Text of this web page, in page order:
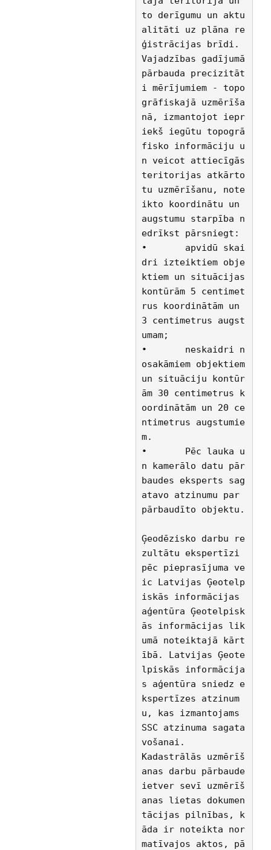
to derīgumu un aktu
alitāti uz plāna re
ģistrācijas brīdi.
Vajadzības gadījumā
pārbauda precizitāt
i mērījumiem - topo
grāfiskajā uzmērīša
nā, izmantojot iepr
iekš iegūtu topogrā
fisko informāciju u
n veicot attiecīgās
teritorijas atkārto
tu uzmērīšanu, note
ikto koordinātu un
augstumu starpība n
edrīkst pārsniegt:
•	apvidū skai
dri izteiktiem obje
ktiem un situācijas
kontūrām 5 centimet
rus koordinātām un
3 centimetrus augst
umam;
•	neskaidri n
osakāmiem objektiem
un situāciju kontūr
ām 30 centimetrus k
oordinātām un 20 ce
ntimetrus augstumie
m.
•	Pēc lauka u
n kamerālo datu pār
baudes eksperts sag
atavo atzinumu par
pārbaudīto objektu.
Ģeodēzisko darbu re
zultātu ekspertīzi
pēc pieprasījuma ve
ic Latvijas Ģeotelp
iskās informācijas
aģentūra Ģeotelpisk
ās informācijas lik
umā noteiktajā kārt
ībā. Latvijas Ģeote
lpiskās informācija
s aģentūra sniedz e
kspertīzes atzinum
u, kas izmantojams
SSC atzinuma sagata
vošanai.
Kadastrālās uzmērīš
anas darbu pārbaude
ietver sevī uzmērīš
anas lietas dokumen
tācijas pilnības, k
āda ir noteikta nor
matīvajos aktos, pā